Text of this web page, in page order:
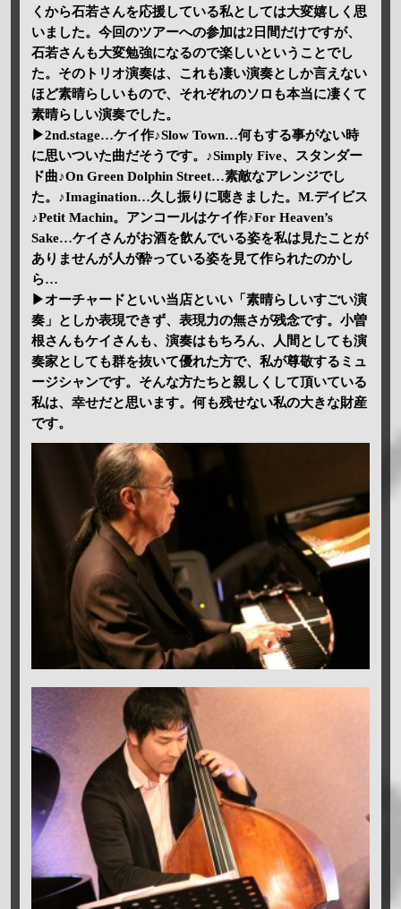
くから石若さんを応援している私としては大変嬉しく思
いました。今回のツアーへの参加は2日間だけですが、
石若さんも大変勉強になるので楽しいということでし
た。そのトリオ演奏は、これも凄い演奏としか言えない
ほど素晴らしいもので、それぞれのソロも本当に凄くて
素晴らしい演奏でした。
▶2nd.stage…ケイ作♪Slow Town…何もする事がない時
に思いついた曲だそうです。♪Simply Five、スタンダー
ド曲♪On Green Dolphin Street…素敵なアレンジでし
た。♪Imagination…久し振りに聴きました。M.デイビス
♪Petit Machin。アンコールはケイ作♪For Heaven’s
Sake…ケイさんがお酒を飲んでいる姿を私は見たことが
ありませんが人が酔っている姿を見て作られたのかし
ら…
▶オーチャードといい当店といい「素晴らしいすごい演
奏」としか表現できず、表現力の無さが残念です。小曽
根さんもケイさんも、演奏はもちろん、人間としても演
奏家としても群を抜いて優れた方で、私が尊敬するミュ
ージシャンです。そんな方たちと親しくして頂いている
私は、幸せだと思います。何も残せない私の大きな財産
です。